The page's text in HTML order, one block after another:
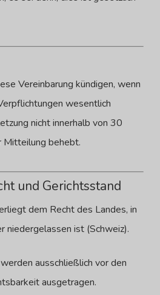
Vereinbarung kündigen, wenn
wesentlich
nicht innerhalb von 30
Mitteilung behebt.
und Gerichtsstand
dem Recht des Landes, in
niedergelassen ist (Schweiz).
ausschließlich vor den
ausgetragen.